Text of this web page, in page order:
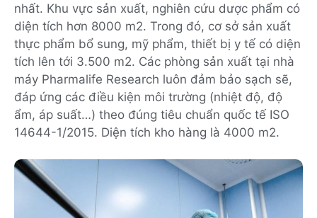
nhất. Khu vực sản xuất, nghiên cứu dược phẩm có
diện tích hơn 8000 m2. Trong đó, cơ sở sản xuất
thực phẩm bổ sung, mỹ phẩm, thiết bị y tế có diện
tích lên tới 3.500 m2. Các phòng sản xuất tại nhà
máy Pharmalife Research luôn đảm bảo sạch sẽ,
đáp ứng các điều kiện môi trường (nhiệt độ, độ
ẩm, áp suất…) theo đúng tiêu chuẩn quốc tế ISO
14644-1/2015. Diện tích kho hàng là 4000 m2.